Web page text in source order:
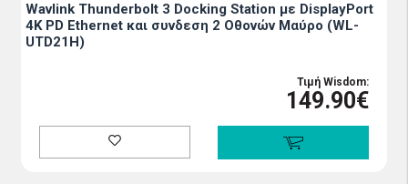
Wavlink Thunderbolt 3 Docking Station με DisplayPort
4K PD Ethernet και συνδεση 2 Οθονών Μαύρο (WL-
UTD21H)
Τιμή Wisdom:
149.90€